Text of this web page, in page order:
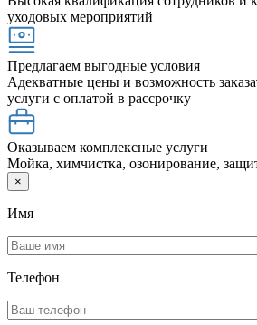
уходовых мероприятий
Предлагаем выгодные условия
Адекватные цены и возможность
услуги с оплатой в рассрочку
Оказываем комплексные услуги
Мойка, химчистка, озонирование,
×
Имя
Телефон